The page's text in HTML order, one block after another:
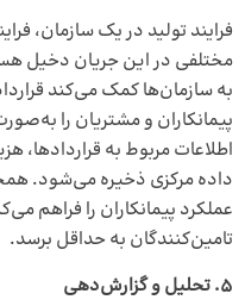
فرایند تولید در یک سازمان،
مختلفی در این جریان دخیل
به سازمان‌ها کمک می‌کند
پیمانکاران و مشتریان را
اطلاعات مربوط به قراردادها،
داده مرکزی ذخیره می‌شود.
عملکرد پیمانکاران را فراهم
تامین‌کنندگان به حداقل برسد.
5. تحلیل و گزارش‌دهی